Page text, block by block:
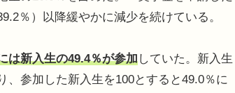
％）以降緩やかに減少を続けている。
は新入生の49.4％が参加していた。新入生
参加した新入生を100とすると49.0％に